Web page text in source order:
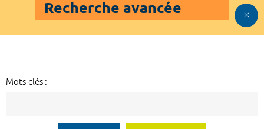
Recherche avancée
Mots-clés :